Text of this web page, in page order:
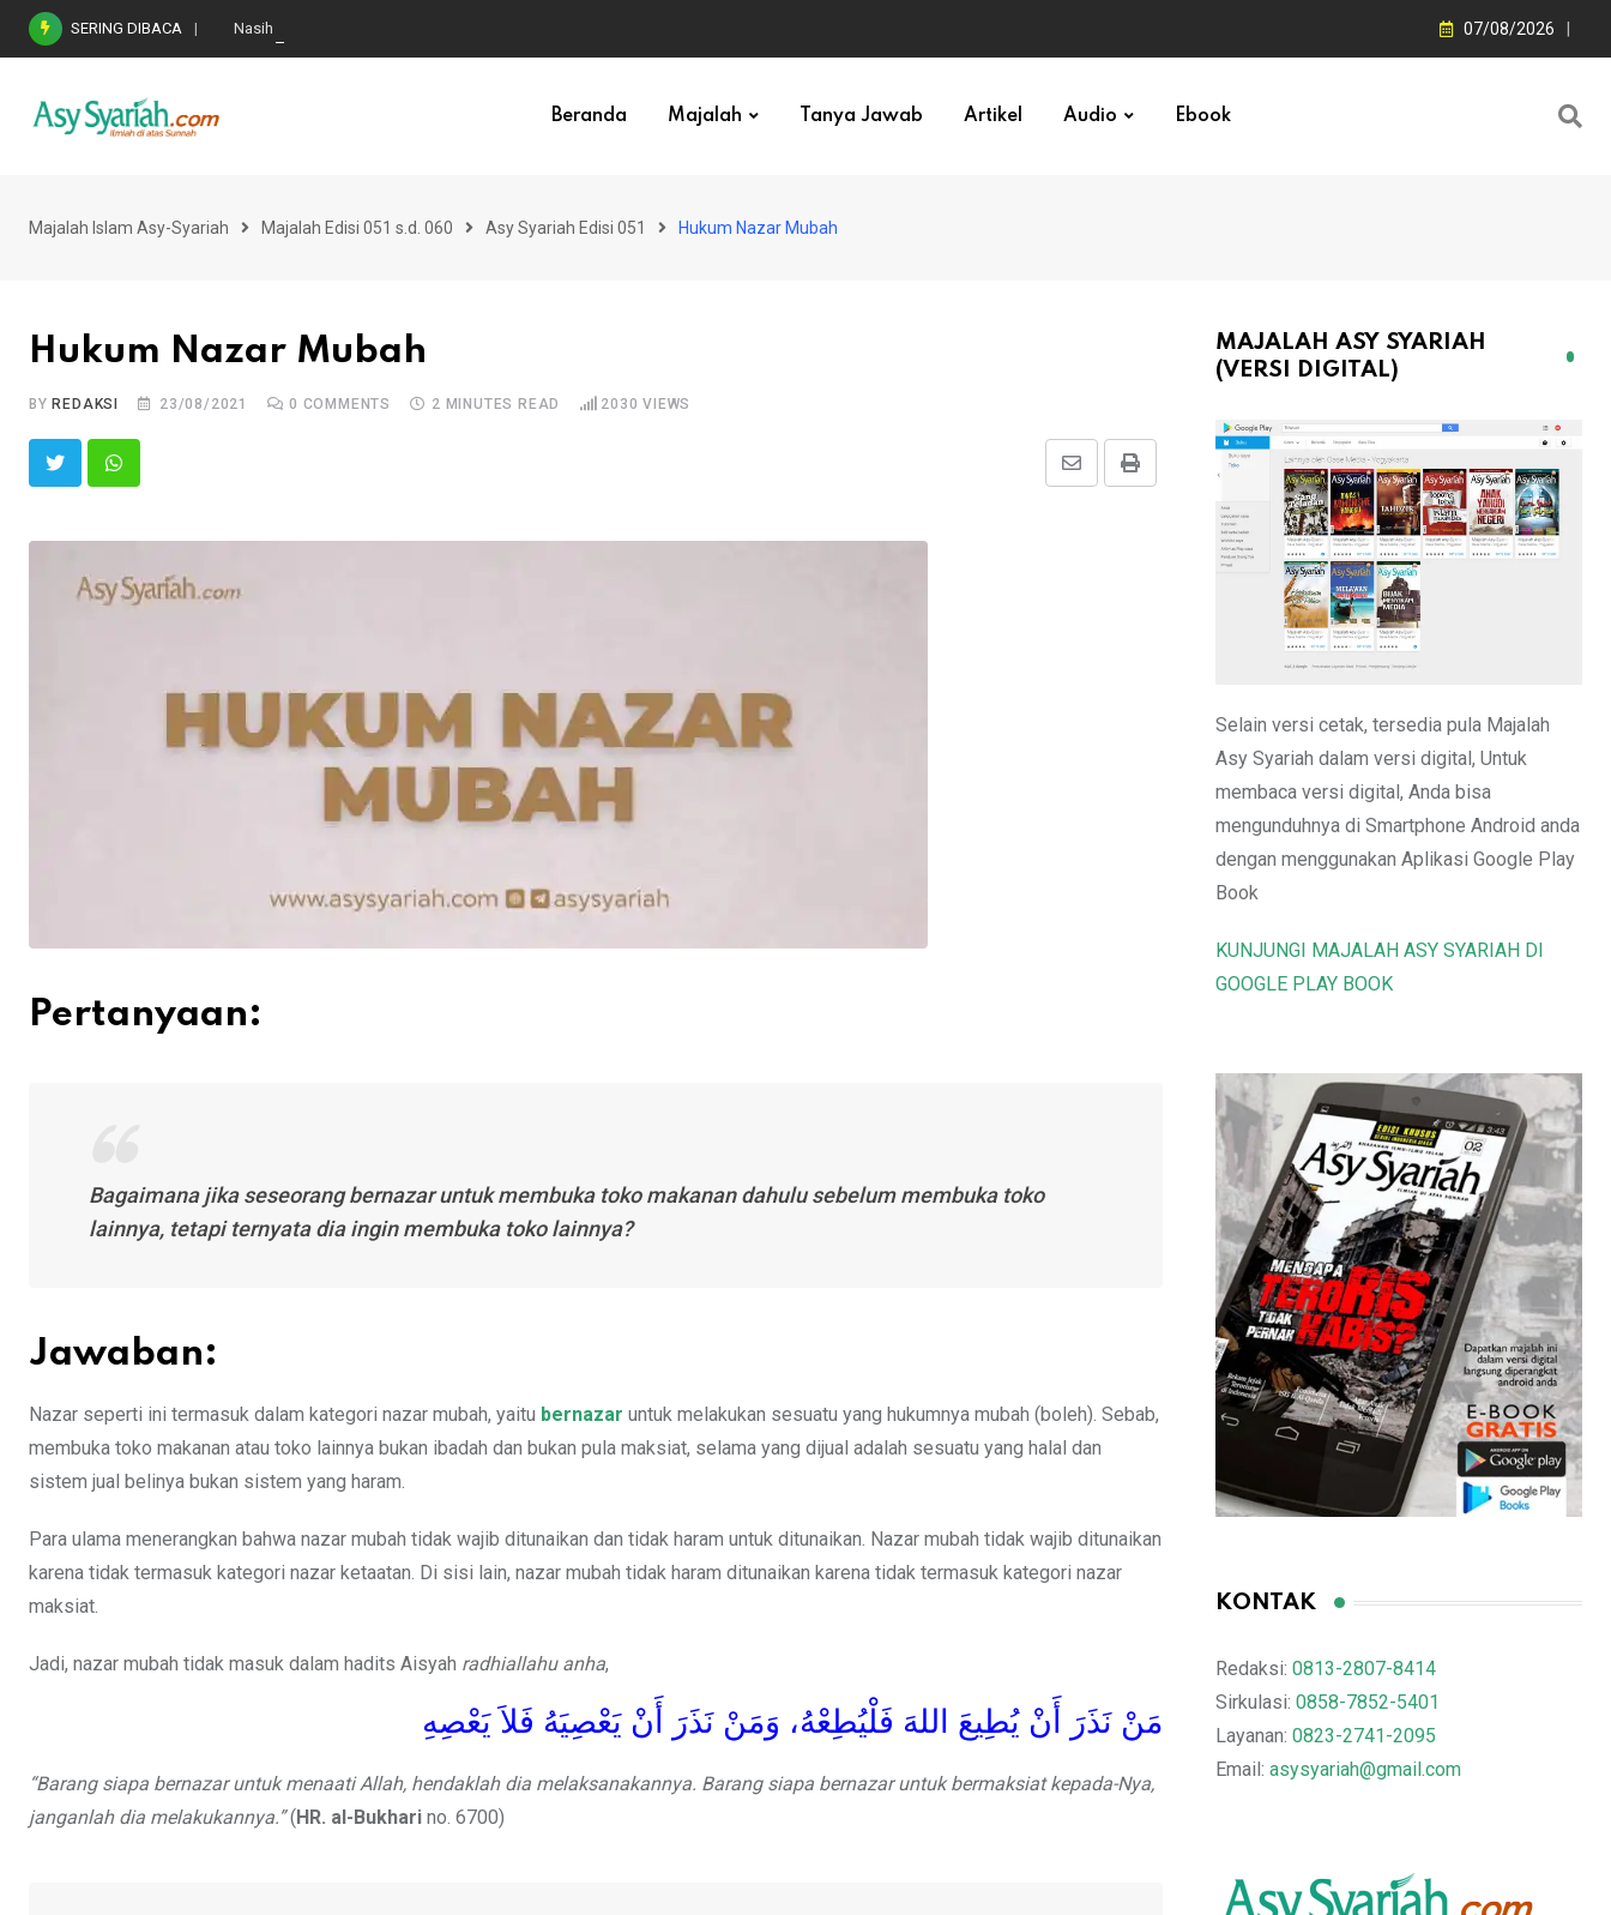
Skip
SERING DIBACA Nasihat Emas di Masa Fitnah (Ujian/Perselisihan) 07/08/2026
Beranda Majalah Tanya Jawab Artikel Audio Ebook
Majalah Islam Asy-Syariah Majalah Edisi 051 s.d. 060 Asy Syariah Edisi 051 Hukum Nazar Mubah
Hukum Nazar Mubah
BY REDAKSI 23/08/2021 0 COMMENTS 2 MINUTES READ 2030 VIEWS
Print
Share
Pertanyaan:
Bagaimana jika seseorang bernazar untuk membuka toko makanan dahulu sebelum membuka toko
lainnya, tetapi ternyata dia ingin membuka toko lainnya?
Jawaban:
Nazar seperti ini termasuk dalam kategori nazar mubah, yaitu bernazar untuk melakukan sesuatu yang hukumnya mubah (boleh). Sebab,
membuka toko makanan atau toko lainnya bukan ibadah dan bukan pula maksiat, selama yang dijual adalah sesuatu yang halal dan
sistem jual belinya bukan sistem yang haram.
Para ulama menerangkan bahwa nazar mubah tidak wajib ditunaikan dan tidak haram untuk ditunaikan. Nazar mubah tidak wajib ditunaikan
karena tidak termasuk kategori nazar ketaatan. Di sisi lain, nazar mubah tidak haram ditunaikan karena tidak termasuk kategori nazar
maksiat.
Jadi, nazar mubah tidak masuk dalam hadits Aisyah radhiallahu anha,
مَنْ نَذَرَ أَنْ يُطِيعَ اللهَ فَلْيُطِعْهُ، وَمَنْ نَذَرَ أَنْ يَعْصِيَهُ فَلاَ يَعْصِهِ
“Barang siapa bernazar untuk menaati Allah, hendaklah dia melaksanakannya. Barang siapa bernazar untuk bermaksiat kepada-Nya,
janganlah dia melakukannya.”( HR. al-Bukhari no. 6700)
MAJALAH ASY SYARIAH
(VERSI DIGITAL)
Selain versi cetak, tersedia pula Majalah
Asy Syariah dalam versi digital, Untuk
membaca versi digital, Anda bisa
mengunduhnya di Smartphone Android anda
dengan menggunakan Aplikasi Google Play
Book
KUNJUNGI MAJALAH ASY SYARIAH DI
GOOGLE PLAY BOOK
KONTAK
Redaksi: 0813-2807-8414
Sirkulasi: 0858-7852-5401
Layanan: 0823-2741-2095
Email: asysyariah@gmail.com